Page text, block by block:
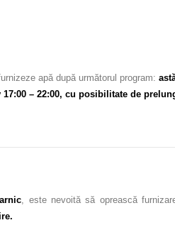
apă după următorul program:
– 22:00, cu posibilitate de
, este nevoită să oprească